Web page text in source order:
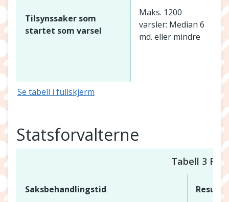
Tilsynssaker som
startet som varsel
Maks. 1200
varsler: Median 6
md. eller mindre
Se tabell i fullskjerm
Statsforvalterne
Tabell 3
Saksbehandlingstid